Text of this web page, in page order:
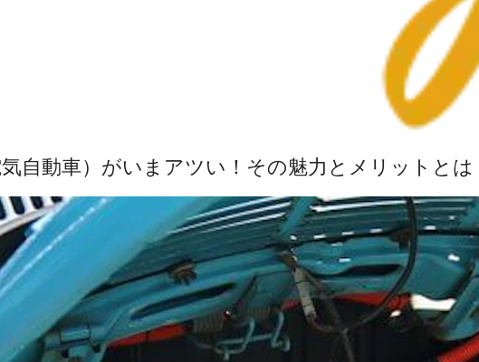
自動車）がいまアツい！その魅力とメリットとは